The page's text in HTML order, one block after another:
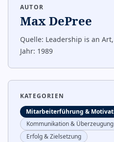
AUTOR
Max DePree
Quelle: Leadership is an
Jahr: 1989
KATEGORIEN
Mitarbeiterführung &
Kommunikation & Überzeugung
Erfolg & Zielsetzung